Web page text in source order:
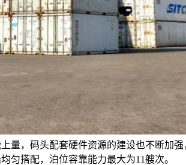
量，码头配套硬件资源的建设也不断加强
匀搭配，泊位容靠能力最大为11艘次。